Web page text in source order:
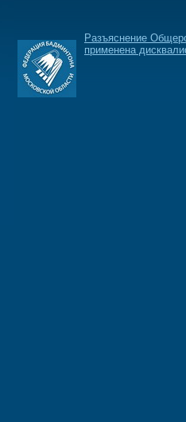
Разъяснение
применена